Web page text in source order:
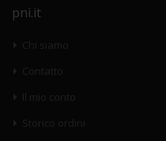
pni.it
Chi siamo
Contatto
Il mio conto
Storico ordini